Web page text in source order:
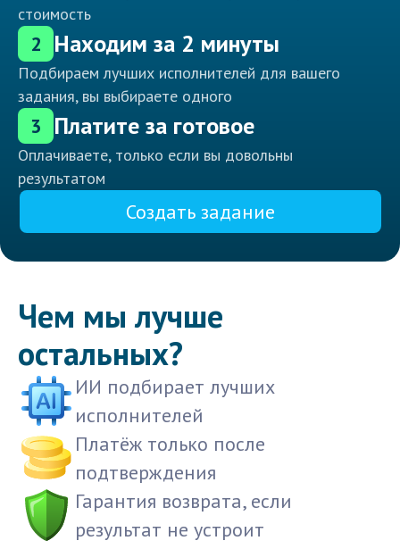
стоимость
2 Находим за 2 минуты
Подбираем лучших исполнителей для вашего
задания, вы выбираете одного
3 Платите за готовое
Оплачиваете, только если вы довольны
результатом
Создать задание
Чем мы лучше
остальных?
ИИ подбирает лучших
исполнителей
Платёж только после
подтверждения
Гарантия возврата, если
результат не устроит